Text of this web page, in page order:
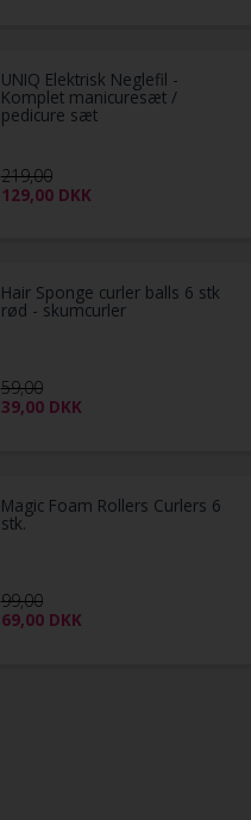
UNIQ Elektrisk Neglefil -
Komplet manicuresæt /
pedicure sæt
219,00
129,00 DKK
Hair Sponge curler balls 6 stk
rød - skumcurler
59,00
39,00 DKK
Magic Foam Rollers Curlers 6
stk.
99,00
69,00 DKK